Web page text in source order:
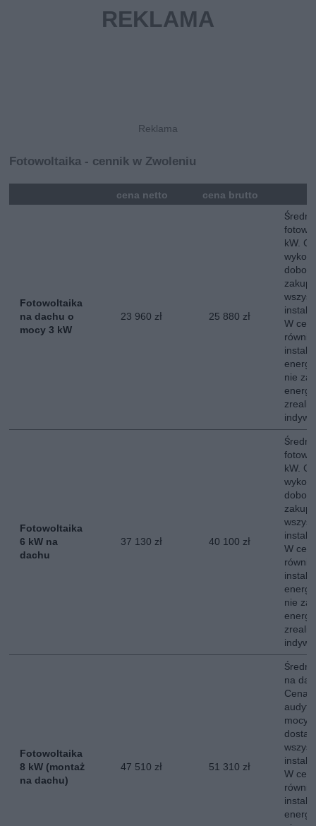
Fotowoltaika - cennik w Zwoleniu
cena netto cena brutto
Fotowoltaika
na dachu o
mocy 3 kW
23 960 zł 25 880 zł
Średni
kW.
W
nie
Fotowoltaika
6 kW na
dachu
37 130 zł 40 100 zł
Średni
kW.
W
nie
Fotowoltaika
8 kW (montaż
na dachu)
47 510 zł 51 310 zł
Średni
na
Cena
mocy
W